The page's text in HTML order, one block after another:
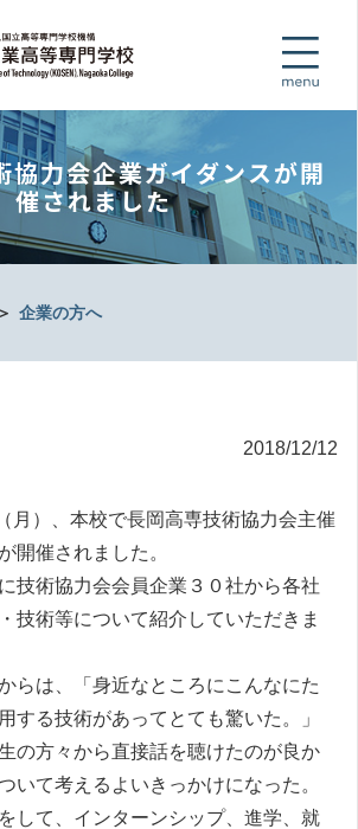
協力会企業ガイダンスが開
催されました
＞ 企業の方へ
2018/12/12
月）、本校で長岡高専技術協力会主催
開催されました。
技術協力会会員企業３０社から各社
技術等について紹介していただきま
らは、「身近なところにこんなにた
する技術があってとても驚いた。」
の方々から直接話を聴けたのが良か
いて考えるよいきっかけになった。
して、インターンシップ、進学、就